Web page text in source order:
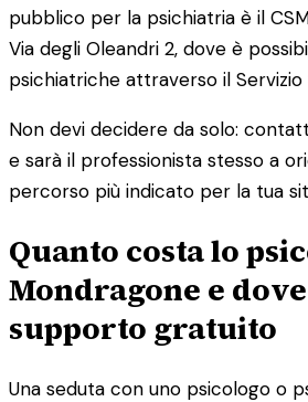
pubblico per la psichiatria è il
Via degli Oleandri 2, dove è
psichiatriche attraverso il Servizio
Non devi decidere da solo:
e sarà il professionista stesso a
percorso più indicato per la tua
Quanto costa lo
Mondragone e
supporto gratuito
Una seduta con uno psicologo o